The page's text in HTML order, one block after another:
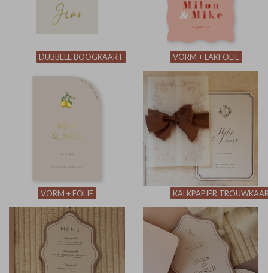
DUBBELE BOOGKAART VORM + LAKFOLIE
VORM + FOLIE KALKPAPIER